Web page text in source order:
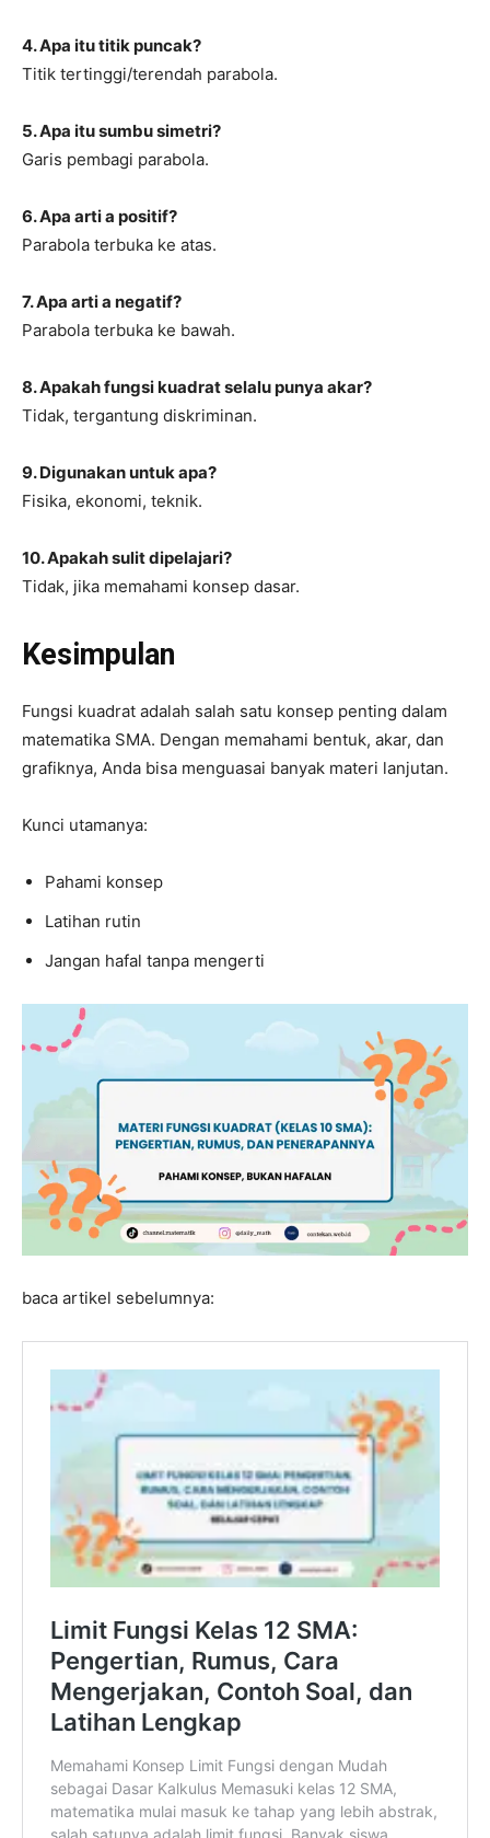
4. Apa itu titik puncak?
Titik tertinggi/terendah parabola.
5. Apa itu sumbu simetri?
Garis pembagi parabola.
6. Apa arti a positif?
Parabola terbuka ke atas.
7. Apa arti a negatif?
Parabola terbuka ke bawah.
8. Apakah fungsi kuadrat selalu punya akar?
Tidak, tergantung diskriminan.
9. Digunakan untuk apa?
Fisika, ekonomi, teknik.
10. Apakah sulit dipelajari?
Tidak, jika memahami konsep dasar.
Kesimpulan
Fungsi kuadrat adalah salah satu konsep penting dalam
matematika SMA. Dengan memahami bentuk, akar, dan
grafiknya, Anda bisa menguasai banyak materi lanjutan.
Kunci utamanya:
Pahami konsep
Latihan rutin
Jangan hafal tanpa mengerti
baca artikel sebelumnya: